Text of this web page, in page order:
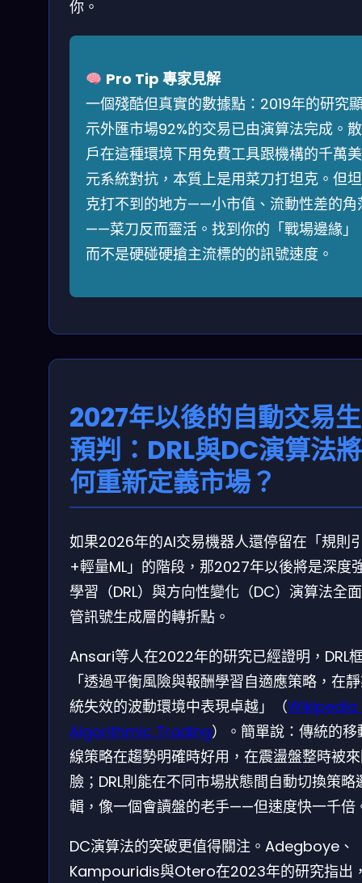
你。
Pro Tip 專家見解
一個殘酷但真實的數據點：2019年的研究
示外匯市場92%的交易已由演算法完成。散
戶在這種環境下用免費工具跟機構的千萬美
元系統對抗，本質上是用菜刀打坦克。但坦
克打不到的地方——小市值、流動性差的角
——菜刀反而靈活。找到你的「戰場邊緣」
而不是硬碰硬搶主流標的的訊號速度。
2027年以後的自動交易
預判：DRL與DC演算法
何重新定義市場？
如果2026年的AI交易機器人還停留在「規則
+輕量ML」的階段，那2027年以後將是深度
學習（DRL）與方向性變化（DC）演算法全
管訊號生成層的轉折點。
Ansari等人在2022年的研究已經證明，DRL
「透過平衡風險與報酬學習自適應策略，在
統失效的波動環境中表現卓越」（Wikipedia
Algorithmic Trading）。簡單說：傳統的移
線策略在趨勢明確時好用，在震盪盤整時被
臉；DRL則能在不同市場狀態間自動切換策略
輯，像一個會讀盤的老手——但速度快一千倍
DC演算法的突破更值得關注。Adegboye、
Kampouridis與Otero在2023年的研究指出